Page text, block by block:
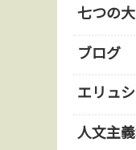
七つの
ブログ
エリュ
人文主